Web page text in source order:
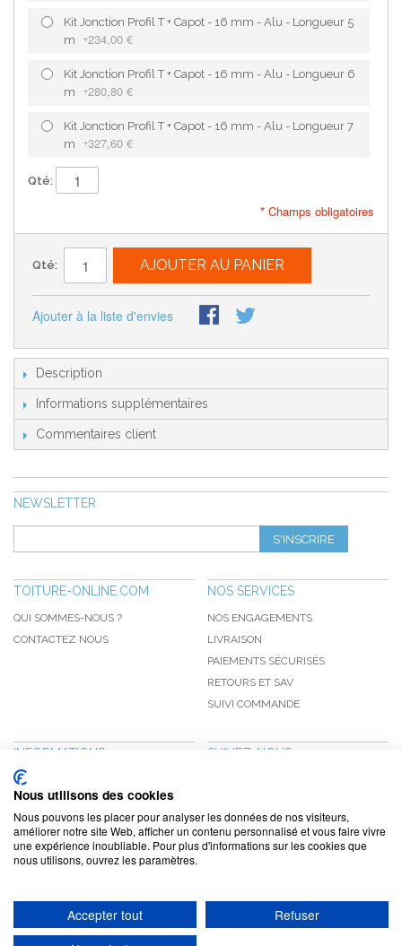
Kit Jonction Profil T + Capot - 16 mm - Alu - Longueur 5
m +234,00 €
Kit Jonction Profil T + Capot - 16 mm - Alu - Longueur 6
m +280,80 €
Kit Jonction Profil T + Capot - 16 mm - Alu - Longueur 7
m +327,60 €
Qté:
* Champs obligatoires
Qté: AJOUTER AU PANIER
Ajouter à la liste d'envies
Description
Informations supplémentaires
Commentaires client
NEWSLETTER
S'INSCRIRE
TOITURE-ONLINE.COM
QUI SOMMES-NOUS ?
CONTACTEZ NOUS
NOS SERVICES
NOS ENGAGEMENTS
LIVRAISON
PAIEMENTS SÉCURISÉS
RETOURS ET SAV
SUIVI COMMANDE
INFORMATIONS
NOUVEAUTÉS
PROMOTIONS
CGV
CONFIDENTIALITÉ
MENTIONS LÉGALES
SUIVEZ-NOUS
NOTRE BLOG
www.toiture-online.com © 2010-2026 / Agymat SARL
Nous utilisons des cookies
Nous pouvons les placer pour analyser les données de nos visiteurs,
améliorer notre site Web, afficher un contenu personnalisé et vous faire vivre
une expérience inoubliable. Pour plus d'informations sur les cookies que
nous utilisons, ouvrez les paramètres.
Accepter tout
Refuser